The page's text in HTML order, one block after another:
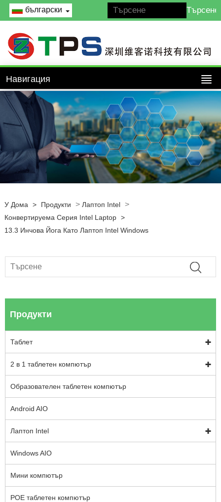
български
Навигация
У Дома > Продукти > Лаптоп Intel >
Конвертируема Серия Intel Laptop >
13.3 Инчова Йога Като Лаптоп Intel Windows
Продукти
Таблет
2 в 1 таблетен компютър
Образователен таблетен компютър
Android AIO
Лаптоп Intel
Windows AIO
Мини компютър
POE таблетен компютър